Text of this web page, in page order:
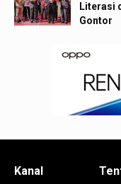
Literasi
Gontor
Kanal